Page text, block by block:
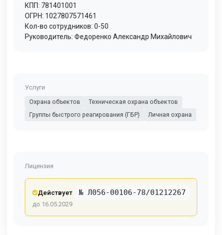
КПП: 781401001
ОГРН: 1027807571461
Кол-во сотрудников: 0-50
Руководитель: Федоренко Александр Михайлович
Услуги
Охрана объектов
Техническая охрана объектов
Группы быстрого реагирования (ГБР)
Личная охрана
Лицензия
Действует № Л056-00106-78/01212267
до 16.05.2029